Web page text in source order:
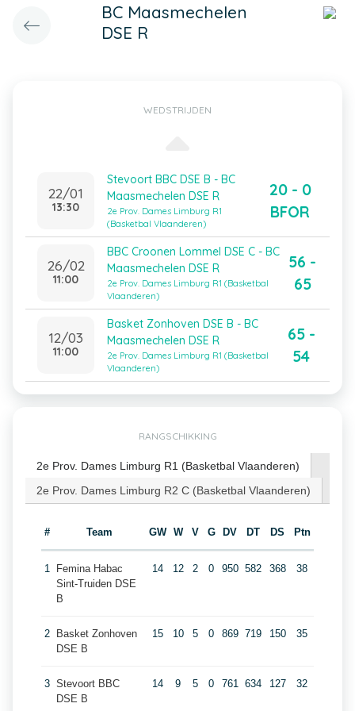
BC Maasmechelen
DSE R
WEDSTRIJDEN
22/01
13:30
Stevoort BBC DSE B - BC
Maasmechelen DSE R
2e Prov. Dames Limburg R1
(Basketbal Vlaanderen)
20 - 0
BFOR
26/02
11:00
BBC Croonen Lommel DSE C - BC
Maasmechelen DSE R
2e Prov. Dames Limburg R1 (Basketbal
Vlaanderen)
56 -
65
12/03
11:00
Basket Zonhoven DSE B - BC
Maasmechelen DSE R
2e Prov. Dames Limburg R1 (Basketbal
Vlaanderen)
65 -
54
RANGSCHIKKING
2e Prov. Dames Limburg R1 (Basketbal Vlaanderen)
2e Prov. Dames Limburg R2 C (Basketbal Vlaanderen)
# Team GW W V G DV DT DS Ptn
1
Femina Habac
Sint-Truiden DSE
B
14 12 2 0 950 582 368 38
2
Basket Zonhoven
DSE B
15 10 5 0 869 719 150 35
3 Stevoort BBC
DSE B
14 9 5 0 761 634 127 32